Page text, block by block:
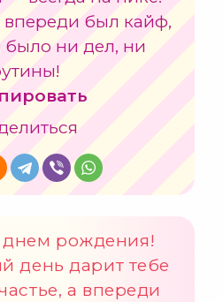
был кайф,
было ни дел, ни
рождения!
день дарит тебе
а впереди